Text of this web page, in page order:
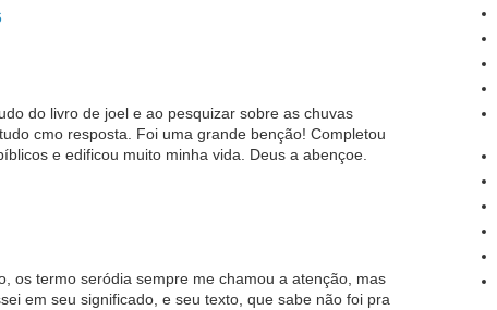
do livro de joel e ao pesquizar sobre as chuvas
cmo resposta. Foi uma grande benção! Completou
e edificou muito minha vida. Deus a abençoe.
os termo seródia sempre me chamou a atenção, mas
em seu significado, e seu texto, que sabe não foi pra